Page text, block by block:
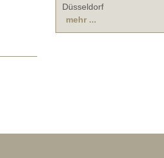
Düsseldorf
mehr ...